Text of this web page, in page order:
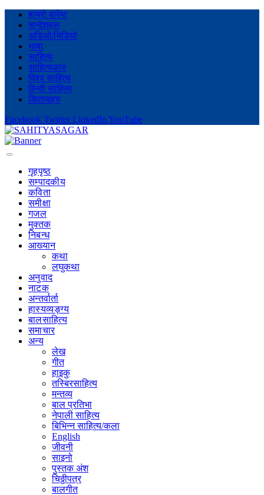
हाम्रो बारेमा
सन्देशहरू
अडिओ/भिडियो
भाषा
साहित्य
साहित्यकार
विश्व साहित्य
हिन्दी साहित्य
किताबहरु
Facebook Twitter LinkedIn YouTube
गृहपृष्‍ठ
सम्पादकीय
कविता
समीक्षा
गजल
मुक्तक
निबन्ध
आख्यान
कथा
लघुकथा
अनुवाद
नाटक
अन्तर्वार्ता
हास्यव्यङ्ग्य
बालसाहित्य
समाचार
अन्य
लेख
गीत
हाइकु
तस्बिरसाहित्य
मन्तव्य
बाल प्रतिभा
नेपाली साहित्य
बिभिन्न साहित्य/कला
English
जीवनी
साइनो
पुस्तक अंश
चिठ्ठीपत्र
बालगीत